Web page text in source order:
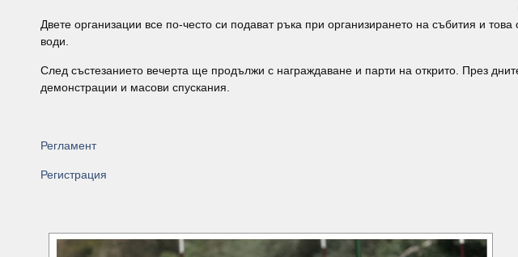
Двете организации все по-често си подават ръка при организирането на събития и
води.
След състезанието вечерта ще продължи с награждаване и парти на открито. През
демонстрации и масови спускания.
Регламент
Регистрация